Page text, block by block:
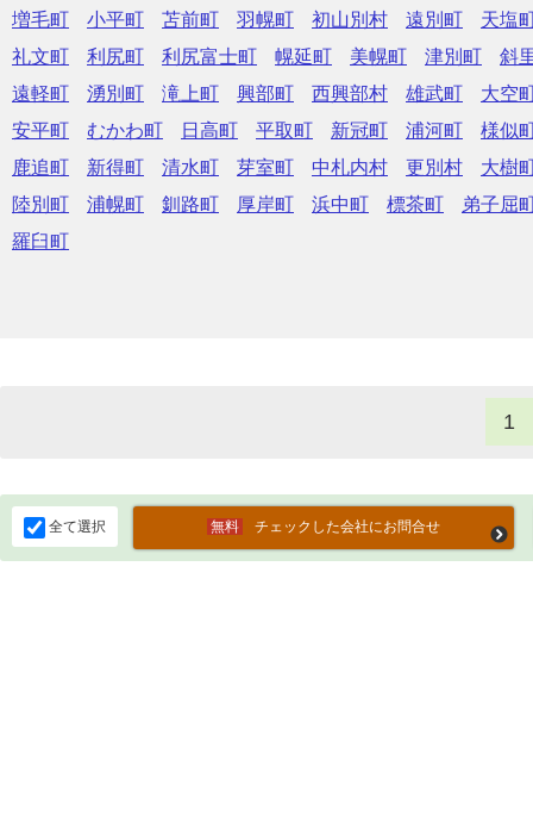
増毛町
小平町 苫前町 羽幌町 初山別村 遠別町
天塩
礼文町
利尻町 利尻富士町 幌延町 美幌町 津別町
斜
遠軽町
湧別町 滝上町 興部町 西興部村 雄武町
大空
安平町
むかわ町 日高町 平取町 新冠町 浦河町
様似
鹿追町
新得町 清水町 芽室町 中札内村 更別村
大樹
陸別町
浦幌町 釧路町 厚岸町 浜中町 標茶町
弟子屈
羅臼町
1
全て選択 チェックした会社にお問合せ